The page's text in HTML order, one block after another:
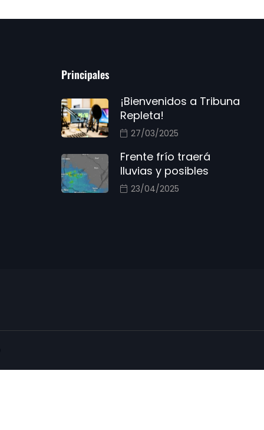
Principales
¡Bienvenidos a Tribuna
Repleta!
27/03/2025
Frente frío traerá
lluvias y posibles
23/04/2025